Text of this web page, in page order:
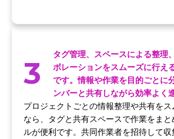
3
タグ管理、スペースによる整理
ボレーションをスムーズに行え
です。情報や作業を目的ごとに
ンバーと共有しながら効率よく
プロジェクトごとの情報整理や共有を
なら、タグと共有スペースで作業をま
ルが便利です。共同作業者を招待して